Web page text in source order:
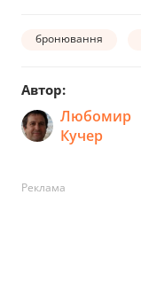
бронювання
Автор:
Любомир
Кучер
Реклама